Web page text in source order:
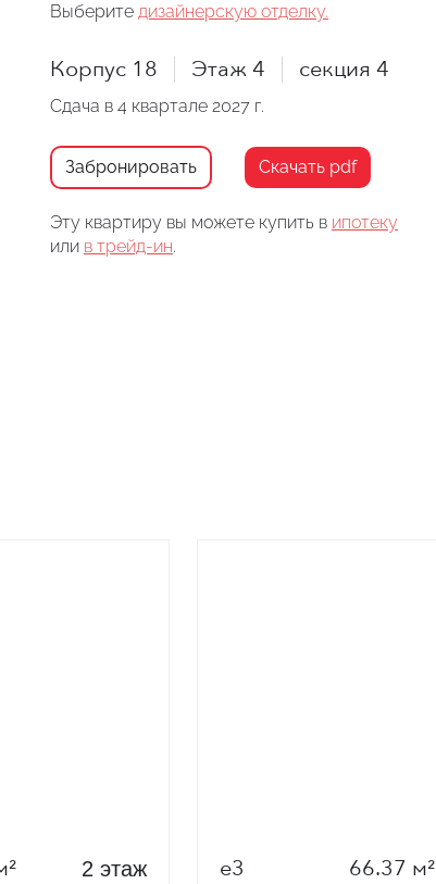
Выберите дизайнерскую отделку.
Корпус 18 Этаж 4 секция 4
Сдача в 4 квартале 2027 г.
Забронировать Скачать pdf
Эту квартиру вы можете купить в ипотеку
или в трейд-ин.
2 этаж е3 66.37 м²